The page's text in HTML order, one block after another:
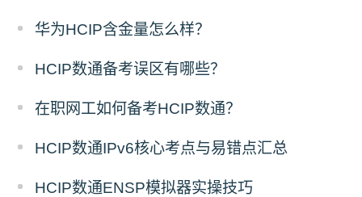
华为HCIP含金量怎么样？
HCIP数通备考误区有哪些？
在职网工如何备考HCIP数通？
HCIP数通IPv6核心考点与易错点汇总
HCIP数通ENSP模拟器实操技巧